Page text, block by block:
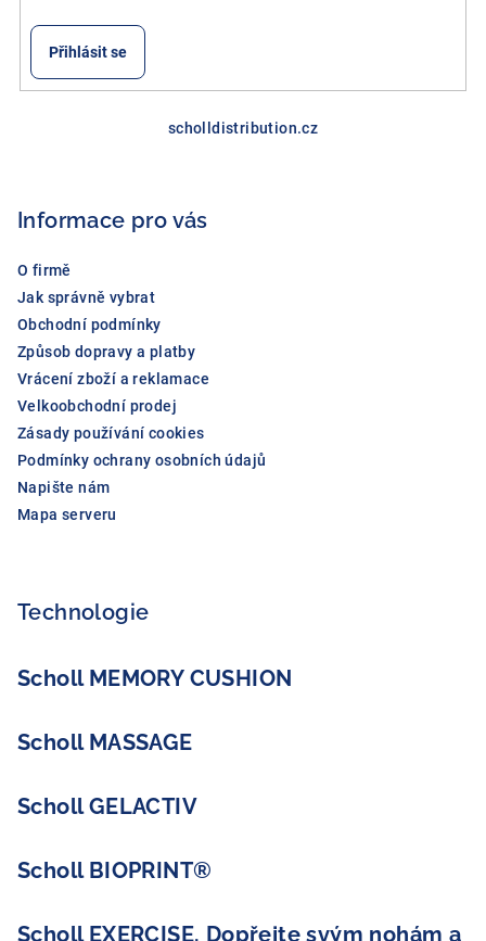
i
u
Přihlásit se
scholldistribution.cz
Informace pro vás
O firmě
Jak správně vybrat
Obchodní podmínky
Způsob dopravy a platby
Vrácení zboží a reklamace
Velkoobchodní prodej
Zásady používání cookies
Podmínky ochrany osobních údajů
Napište nám
Mapa serveru
Technologie
Scholl MEMORY CUSHION
Scholl MASSAGE
Scholl GELACTIV
Scholl BIOPRINT®
Scholl EXERCISE. Dopřejte svým nohám a